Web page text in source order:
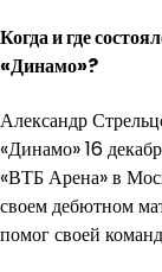
Когда и где
«Динамо»?
Александр
«Динамо» 16
«ВТБ Арена» в
своем дебютном
помог своей